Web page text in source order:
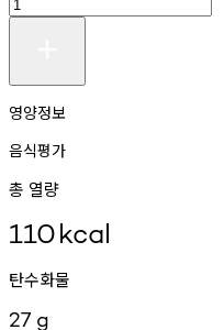
영양정보
음식평가
총 열량
110kcal
탄수화물
27 g